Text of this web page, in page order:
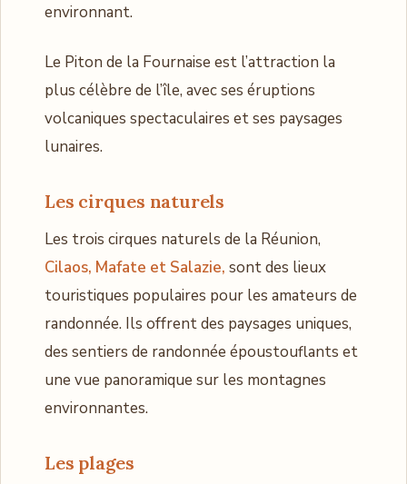
environnant.
Le Piton de la Fournaise est l’attraction la
plus célèbre de l’île, avec ses éruptions
volcaniques spectaculaires et ses paysages
lunaires.
Les cirques naturels
Les trois cirques naturels de la Réunion,
Cilaos, Mafate et Salazie, sont des lieux
touristiques populaires pour les amateurs de
randonnée. Ils offrent des paysages uniques,
des sentiers de randonnée époustouflants et
une vue panoramique sur les montagnes
environnantes.
Les plages